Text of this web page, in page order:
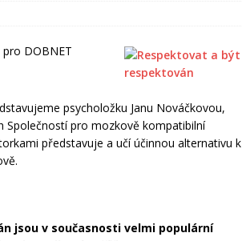
DOBNET
psycholožku Janu Nováčkovou,
Společností pro mozkově kompatibilní
představuje a učí účinnou alternativu k
jsou v současnosti velmi populární